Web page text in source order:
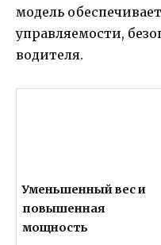
модель
управляемости,
водителя.
Уменьшенный вес и
повышенная
мощность